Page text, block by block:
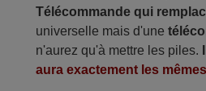
Télécommande qui
universelle mais d'une
n'aurez qu'à mettre les piles.
aura exactement les